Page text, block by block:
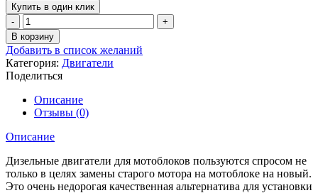
Купить в один клик
Количество
товара
Дизельный
двигатель
R190AN
В корзину
Добавить в список желаний
Категория: Двигатели
Поделиться
Описание
Отзывы (0)
Описание
Дизельные двигатели для мотоблоков пользуются спросом не
только в целях замены старого мотора на мотоблоке на новый.
Это очень недорогая качественная альтернатива для установки